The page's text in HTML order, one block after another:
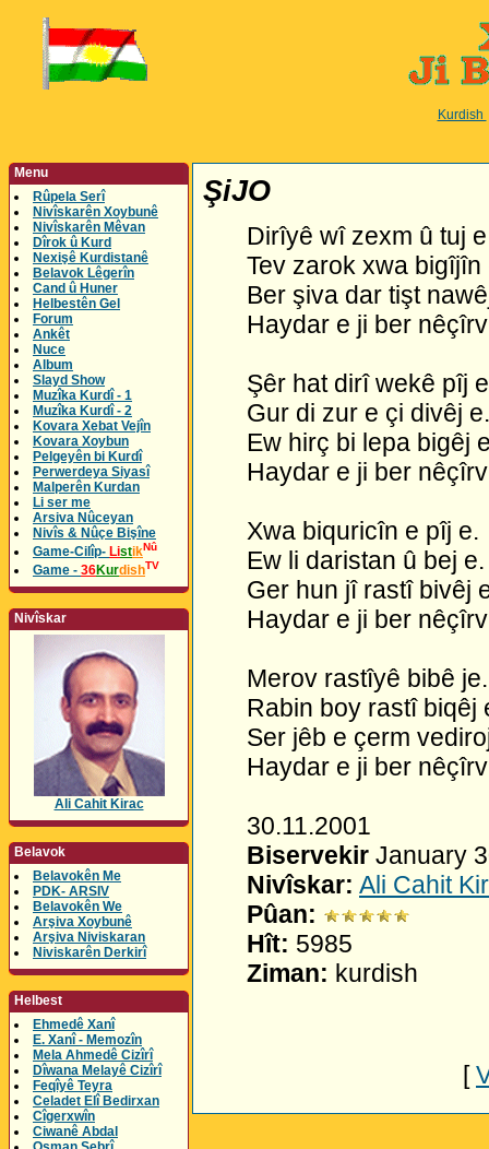
Kurdish
Menu
Rûpela Serî
Nivîskarên Xoybunê
Nivîskarên Mêvan
Dîrok û Kurd
Nexişê Kurdistanê
Belavok Lêgerîn
Cand û Huner
Helbestên Gel
Forum
Ankêt
Nuce
Album
Slayd Show
Muzîka Kurdî - 1
Muzîka Kurdî - 2
Kovara Xebat Vejîn
Kovara Xoybun
Pelgeyên bi Kurdî
Perwerdeya Siyasî
Malperên Kurdan
Li ser me
Arsiva Nûceyan
Nivîs & Nûçe Bişîne
Game-Cilîp- ListikNû
Game - 36KurdishTV
Nivîskar
Ali Cahit Kirac
Belavok
Belavokên Me
PDK- ARSIV
Belavokên We
Arşiva Xoybunê
Arşiva Niviskaran
Niviskarên Derkirî
Helbest
Ehmedê Xanî
E. Xanî - Memozîn
Mela Ahmedê Cizîrî
Dîwana Melayê Cizîrî
Feqîyê Teyra
Celadet Elî Bedirxan
Cîgerxwîn
Ciwanê Abdal
ŞiJO
Dirîyê wî zexm û tuj
Tev zarok xwa bigîjîn
Ber şiva dar tişt
Haydar e ji ber
Şêr hat dirî wekê pîj
Gur di zur e çi divêj e.
Ew hirç bi lepa bigêj
Haydar e ji ber
Xwa biquricîn e pîj e.
Ew li daristan û bej e.
Ger hun jî rastî bivêj
Haydar e ji ber
Merov rastîyê bibê je.
Rabin boy rastî biqêj
Ser jêb e çerm
Haydar e ji ber
30.11.2001
Biservekir January
Nivîskar: Ali Cahit
Pûan:
Hît: 5985
Ziman: kurdish
[